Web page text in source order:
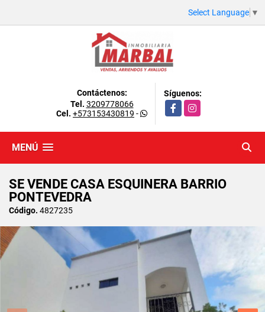
Select Language ▼
Contáctenos:
Tel. 3209778066
Cel. +573153430819 -
Síguenos:
FacebookInstagram
MENÚ
SE VENDE CASA ESQUINERA BARRIO
PONTEVEDRA
Código. 4827235